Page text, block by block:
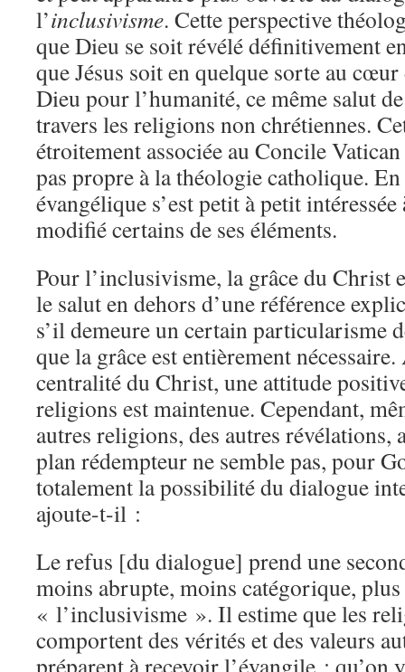
l’inclusivisme. Cette perspective
que Dieu se soit révélé définitivement
que Jésus soit en quelque sorte au
Dieu pour l’humanité, ce même salut
travers les religions non chrétiennes.
étroitement associée au Concile
pas propre à la théologie catholique.
évangélique s’est petit à petit
modifié certains de ses éléments.
Pour l’inclusivisme, la grâce du Christ
le salut en dehors d’une référence
s’il demeure un certain particularisme
que la grâce est entièrement
centralité du Christ, une attitude
religions est maintenue. Cependant,
autres religions, des autres révélations,
plan rédempteur ne semble pas, pour
totalement la possibilité du dialogue
ajoute-t-il :
Le refus [du dialogue] prend une
moins abrupte, moins catégorique,
« l’inclusivisme ». Il estime que les
comportent des vérités et des valeurs
préparent à recevoir l’évangile ; qu’on